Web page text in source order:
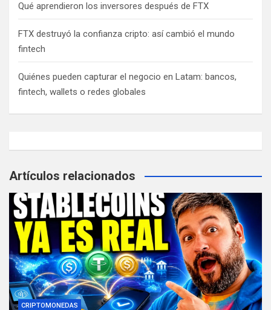
Qué aprendieron los inversores después de FTX
FTX destruyó la confianza cripto: así cambió el mundo
fintech
Quiénes pueden capturar el negocio en Latam: bancos,
fintech, wallets o redes globales
Artículos relacionados
CRIPTOMONEDAS